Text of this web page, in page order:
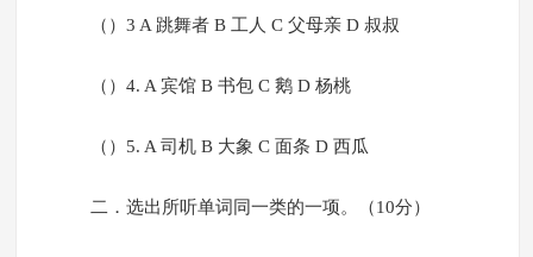
（）3 A 跳舞者 B 工人 C 父母亲 D 叔叔
（）4. A 宾馆 B 书包 C 鹅 D 杨桃
（）5. A 司机 B 大象 C 面条 D 西瓜
二．选出所听单词同一类的一项。（10分）